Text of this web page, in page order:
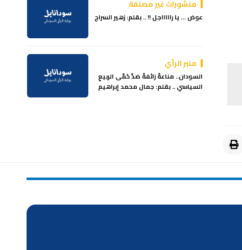
منشورات غير مصنفة
عوض … يا راااااجل !! .. بقلم: زهير السراج
منبر الرأي
السودان.. مناعةٌ زائفةٌ ضدّ حُمّى الربيعِ
السياسي .. بقلم: جمال محمد إبراهيم